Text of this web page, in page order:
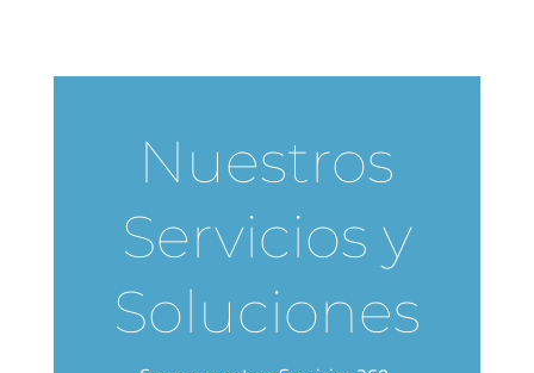
Nuestros
Servicios y
Soluciones